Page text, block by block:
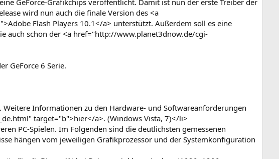
GeForce-Grafikchips veröffentlicht. Damit ist nun der erste Treiber der
wird nun auch die finale Version des <a
Flash Players 10.1</a> unterstützt. Außerdem soll es eine
auch schon der <a href="http://www.planet3dnow.de/cgi-
GeForce 6 Serie.
Informationen zu den Hardware- und Softwareanforderungen
target="b">hier</a>. (Windows Vista, 7)</li>
PC-Spielen. Im Folgenden sind die deutlichsten gemessenen
hängen vom jeweiligen Grafikprozessor und der Systemkonfiguration